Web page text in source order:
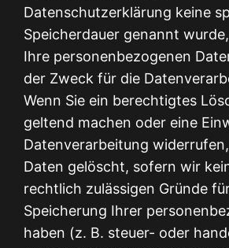
Datenschutzerklärung keine
Speicherdauer genannt
Ihre personenbezogenen
der Zweck für die
Wenn Sie ein berechtigtes
geltend machen oder eine
Datenverarbeitung
Daten gelöscht, sofern wir
rechtlich zulässigen Gründe
Speicherung Ihrer
haben (z. B. steuer- oder